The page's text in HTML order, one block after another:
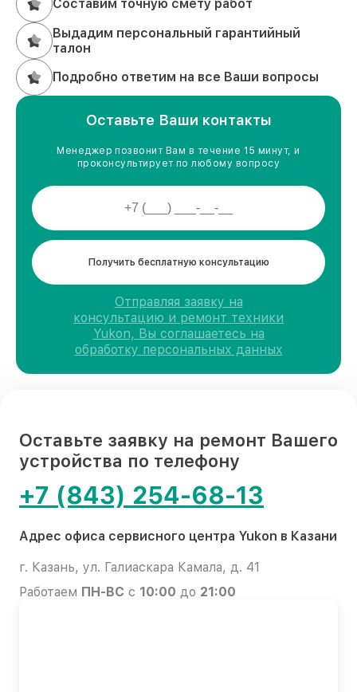
Составим точную смету работ
Выдадим персональный гарантийный
талон
Подробно ответим на все Ваши вопросы
Оставьте Ваши контакты
Менеджер позвонит Вам в течение 15 минут, и
проконсультирует по любому вопросу
Получить бесплатную консультацию
Отправляя заявку на
консультацию и ремонт техники
Yukon, Вы соглашаетесь на
обработку персональных данных
Оставьте заявку на ремонт Вашего
устройства по телефону
+7 (843) 254-68-13
Адрес офиса сервисного центра Yukon в Казани
г. Казань, ул. Галиаскара Камала, д. 41
Работаем ПН-ВС с 10:00 до 21:00